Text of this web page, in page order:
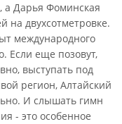
а Дарья Фоминская
на двухсотметровке.
международного
Если еще позовут,
выступать под
регион, Алтайский
И слышать гимн
- это особенное